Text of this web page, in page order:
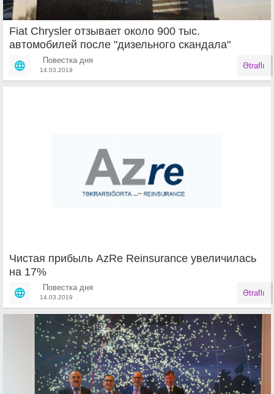
Fiat Chrysler отзывает около 900 тыс.
автомобилей после "дизельного скандала"
Повестка дня
14.03.2019 Ətraflı
Чистая прибыль AzRe Reinsurance увеличилась
на 17%
Повестка дня
14.03.2019 Ətraflı